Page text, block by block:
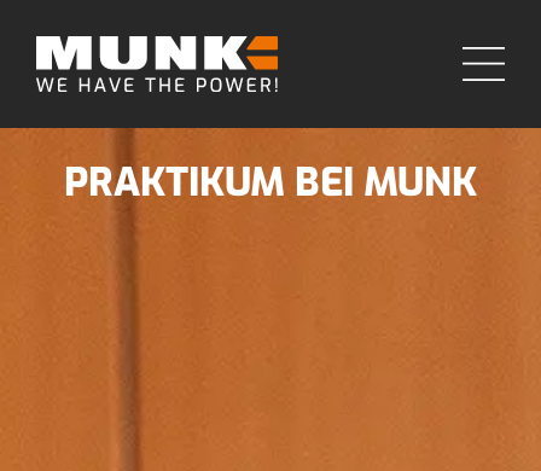
PRAKTIKUM BEI MUNK